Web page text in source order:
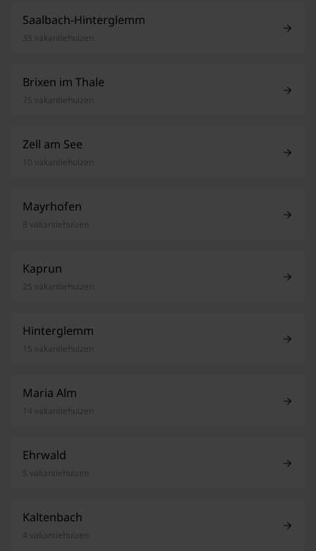
Saalbach-Hinterglemm
35 vakantiehuizen
Brixen im Thale
75 vakantiehuizen
Zell am See
10 vakantiehuizen
Mayrhofen
8 vakantiehuizen
Kaprun
25 vakantiehuizen
Hinterglemm
15 vakantiehuizen
Maria Alm
14 vakantiehuizen
Ehrwald
5 vakantiehuizen
Kaltenbach
4 vakantiehuizen